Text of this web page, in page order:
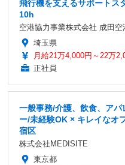
飛行機を支えるサポートス
10h
空港協力事業株式会社 成田
埼玉県
月給21万4,000円～22万
正社員
一般事務/介護、飲食、ア
ー/未経験OK × キレイなオ
宿区
株式会社MEDISITE
東京都